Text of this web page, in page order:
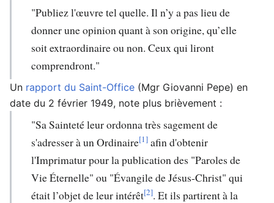
"Publiez l'œuvre tel quelle. Il n’y a pas lieu de
donner une opinion quant à son origine, qu’elle
soit extraordinaire ou non. Ceux qui liront
comprendront."
Un rapport du Saint-Office (Mgr Giovanni Pepe) en
date du 2 février 1949, note plus brièvement :
"Sa Sainteté leur ordonna très sagement de
s'adresser à un Ordinaire[1] afin d'obtenir
l'Imprimatur pour la publication des "Paroles de
Vie Éternelle" ou "Évangile de Jésus-Christ" qui
était l’objet de leur intérêt[2]. Et ils partirent à la